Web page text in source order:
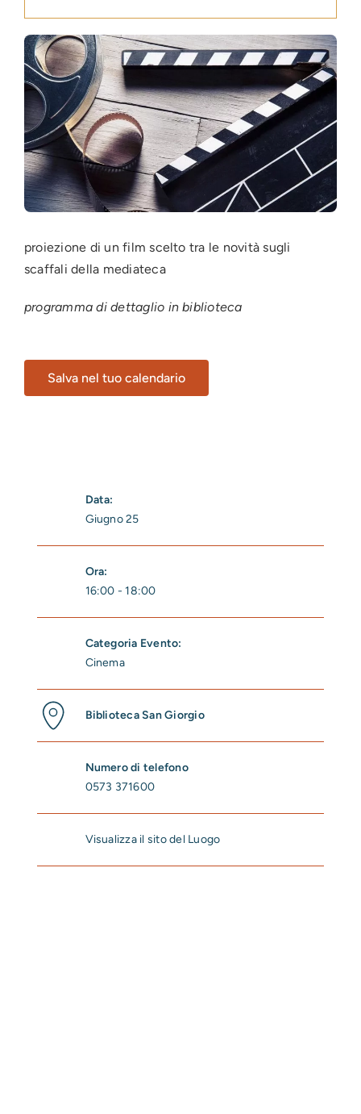
Press
News
Login
proiezione di un film scelto tra le novità sugli
scaffali della mediateca
programma di dettaglio in biblioteca
Salva nel tuo calendario
Data:
Giugno 25
Ora:
16:00 - 18:00
Categoria Evento:
Cinema
Biblioteca San Giorgio
Numero di telefono
0573 371600
Visualizza il sito del Luogo